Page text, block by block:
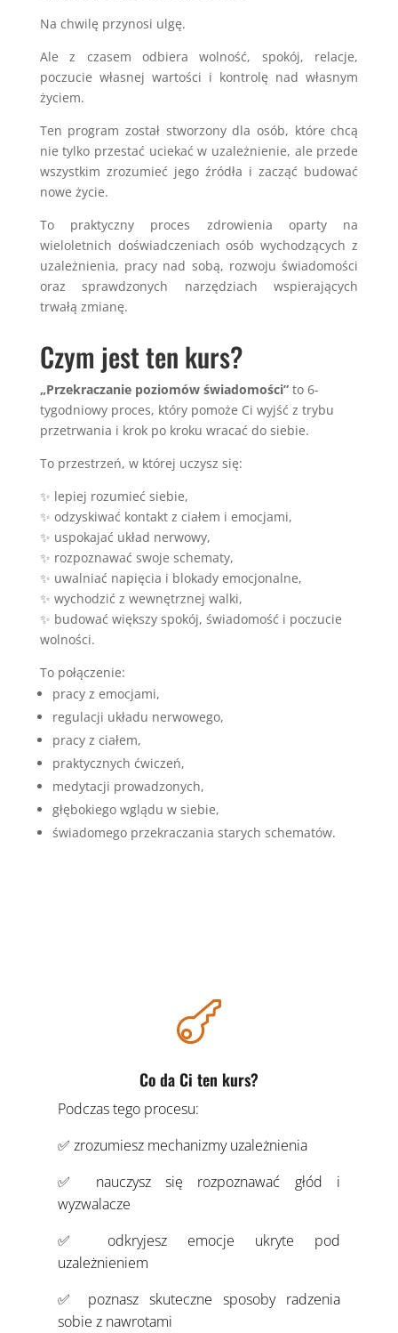
Na chwilę przynosi ulgę.
Ale z czasem odbiera wolność, spokój, relacje,
poczucie własnej wartości i kontrolę nad własnym
życiem.
Ten program został stworzony dla osób, które chcą
nie tylko przestać uciekać w uzależnienie, ale przede
wszystkim zrozumieć jego źródła i zacząć budować
nowe życie.
To praktyczny proces zdrowienia oparty na
wieloletnich doświadczeniach osób wychodzących z
uzależnienia, pracy nad sobą, rozwoju świadomości
oraz sprawdzonych narzędziach wspierających
trwałą zmianę.
Czym jest ten kurs?
„Przekraczanie poziomów świadomości”to 6-
tygodniowy proces, który pomoże Ci wyjść z trybu
przetrwania i krok po kroku wracać do siebie.
To przestrzeń, w której uczysz się:
✨ lepiej rozumieć siebie,
✨ odzyskiwać kontakt z ciałem i emocjami,
✨ uspokajać układ nerwowy,
✨ rozpoznawać swoje schematy,
✨ uwalniać napięcia i blokady emocjonalne,
✨ wychodzić z wewnętrznej walki,
✨ budować większy spokój, świadomość i poczucie
wolności.
To połączenie:
pracy z emocjami,
regulacji układu nerwowego,
pracy z ciałem,
praktycznych ćwiczeń,
medytacji prowadzonych,
głębokiego wglądu w siebie,
świadomego przekraczania starych schematów.

Co da Ci ten kurs?
Podczas tego procesu:
✅ zrozumiesz mechanizmy uzależnienia
✅ nauczysz się rozpoznawać głód i
wyzwalacze
✅ odkryjesz emocje ukryte pod
uzależnieniem
✅ poznasz skuteczne sposoby radzenia
sobie z nawrotami